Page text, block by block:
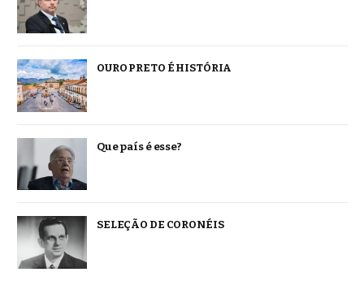
OURO PRETO É HISTÓRIA
Que país é esse?
SELEÇÃO DE CORONÉIS